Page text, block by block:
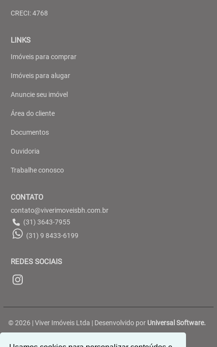
CRECI: 4768
LINKS
Imóveis para comprar
Imóveis para alugar
Anuncie seu imóvel
Área do cliente
Documentos
Ouvidoria
Trabalhe conosco
CONTATO
contato@viverimoveisbh.com.br
(31) 3643-7955
(31) 9 8433-6199
REDES SOCIAIS
© 2026 | Viver Imóveis Ltda | Desenvolvido por Universal Software.
Rua Belterra, 188 - Ouro Preto - Belo Horizonte/MG